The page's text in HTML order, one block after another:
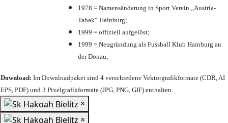
1978 = Namensänderung in Sport Verein „Austria-
Tabak“ Hainburg;
1999 = offiziell aufgelöst;
1999 = Neugründung als Fussball Klub Hainburg an
der Donau;
Download: Im Downloadpaket sind 4 verschiedene Vektorgrafikformate (CDR, AI
EPS, PDF) und 3 Pixelgrafikformate (JPG, PNG, GIF) enthalten.
×
×